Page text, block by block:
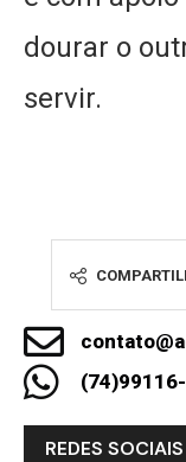
dourar o
servir.
REDES SOCIAIS